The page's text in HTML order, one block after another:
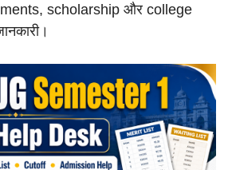
scholarship और college